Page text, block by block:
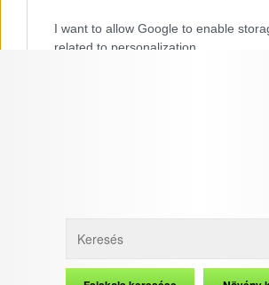
I want to allow Google to enable
related to personalization.
Data Deletion